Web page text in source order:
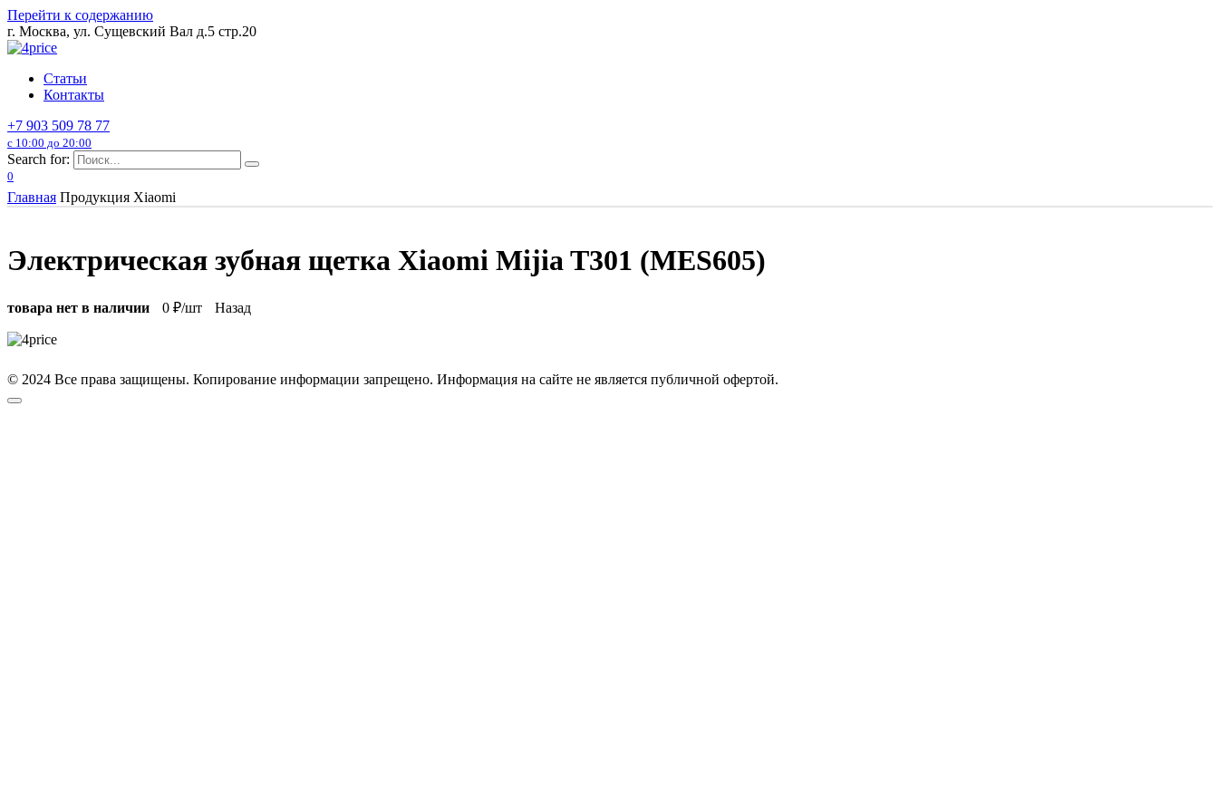
Перейти к содержанию
г. Москва, ул. Сущевский Вал д.5 стр.20
Статьи
Контакты
+7 903 509 78 77
с 10:00 до 20:00
Search for:
0
Главная Продукция Xiaomi
Электрическая зубная щетка Xiaomi Mijia T301 (MES605)
товара нет в наличии 0 ₽/шт Назад
© 2024 Все права защищены. Копирование информации запрещено. Информация на сайте не является публичной офертой.